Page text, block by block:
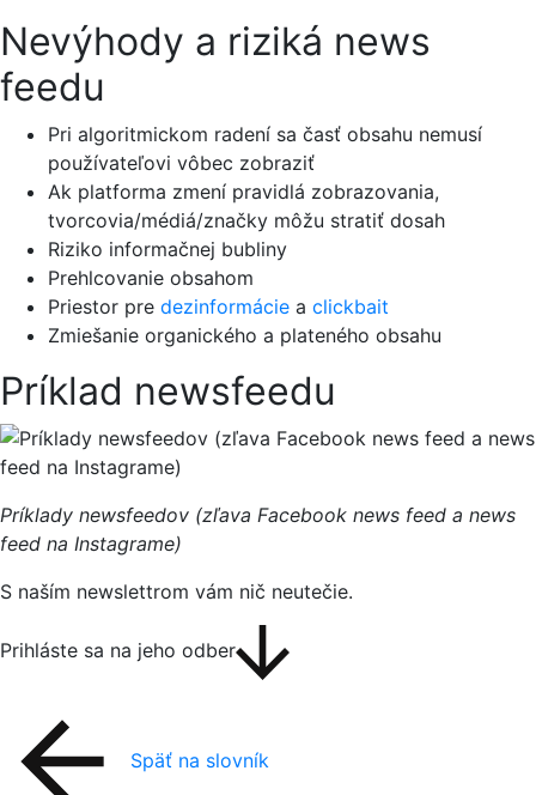
Nevýhody a riziká news
feedu
Pri algoritmickom radení sa časť obsahu nemusí
používateľovi vôbec zobraziť
Ak platforma zmení pravidlá zobrazovania,
tvorcovia/médiá/značky môžu stratiť dosah
Riziko informačnej bubliny
Prehlcovanie obsahom
Priestor pre dezinformácie a clickbait
Zmiešanie organického a plateného obsahu
Príklad newsfeedu
Príklady newsfeedov (zľava Facebook news feed a news
feed na Instagrame)
S naším newslettrom vám nič neutečie.
Prihláste sa na jeho odber
Späť na slovník